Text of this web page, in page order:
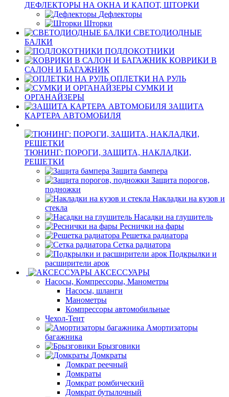
ДЕФЛЕКТОРЫ НА ОКНА И КАПОТ, ШТОРКИ
Дефлекторы
Шторки
СВЕТОДИОДНЫЕ
БАЛКИ
ПОДЛОКОТНИКИ
КОВРИКИ В
САЛОН И БАГАЖНИК
ОПЛЕТКИ НА РУЛЬ
СУМКИ И
ОРГАНАЙЗЕРЫ
ЗАЩИТА
КАРТЕРА АВТОМОБИЛЯ
ТЮНИНГ: ПОРОГИ, ЗАЩИТА, НАКЛАДКИ,
РЕШЕТКИ
Защита бампера
Защита порогов,
подножки
Накладки на кузов и
стекла
Насадки на глушитель
Реснички на фары
Решетка радиатора
Сетка радиатора
Подкрылки и
расширители арок
АКСЕССУАРЫ
Насосы, Компрессоры, Манометры
Насосы, шланги
Манометры
Компрессоры автомобильные
Чехол-Тент
Амортизаторы
багажника
Брызговики
Домкраты
Домкрат реечный
Домкраты
Домкрат ромбический
Домкрат бутылочный